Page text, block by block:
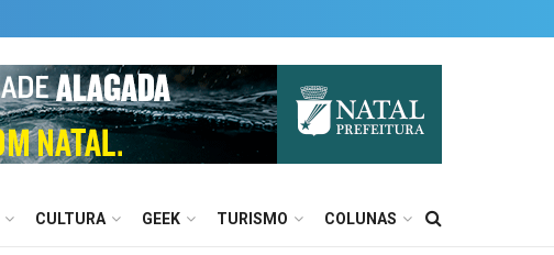
CULTURA GEEK TURISMO COLUNAS